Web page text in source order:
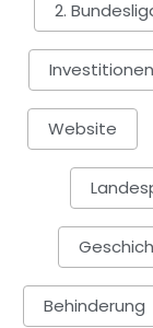
2.
Investitionen
Website
Behinderung